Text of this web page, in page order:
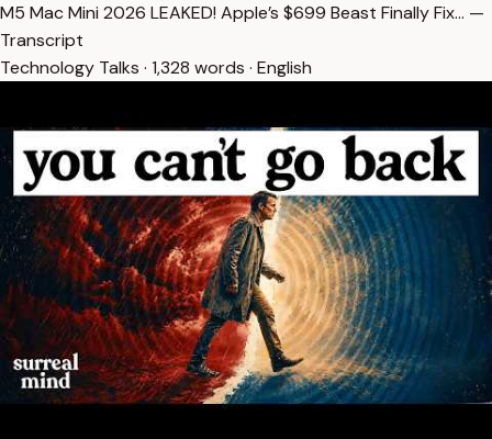
M5 Mac Mini 2026 LEAKED! Apple’s $699 Beast Finally Fix… —
Transcript
Technology Talks · 1,328 words · English